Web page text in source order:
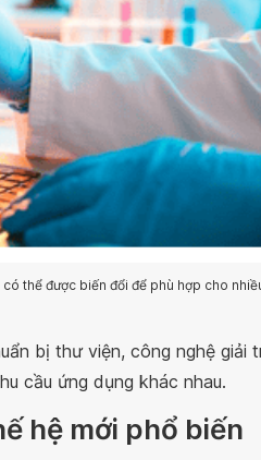
thể được biến đổi để phù hợp cho
bị thư viện, công nghệ giải
cầu ứng dụng khác nhau.
hệ mới phổ biến